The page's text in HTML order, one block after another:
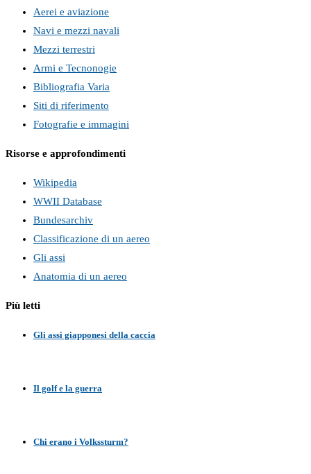
Aerei e aviazione
Navi e mezzi navali
Mezzi terrestri
Armi e Tecnonogie
Bibliografia Varia
Siti di riferimento
Fotografie e immagini
Risorse e approfondimenti
Wikipedia
WWII Database
Bundesarchiv
Classificazione di un aereo
Gli assi
Anatomia di un aereo
Più letti
Gli assi giapponesi della caccia
Il golf e la guerra
Chi erano i Volkssturm?